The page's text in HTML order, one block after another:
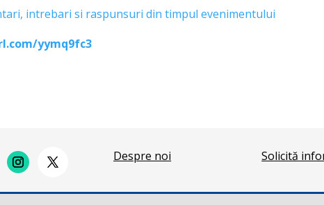
intrebari si raspunsuri din timpul evenimentului
yymq9fc3
Despre noi Solicită